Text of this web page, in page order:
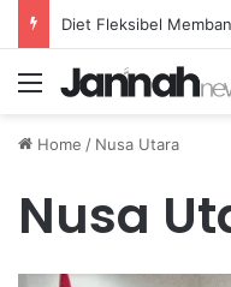
Menu
Home / Nusa Utara
Nusa